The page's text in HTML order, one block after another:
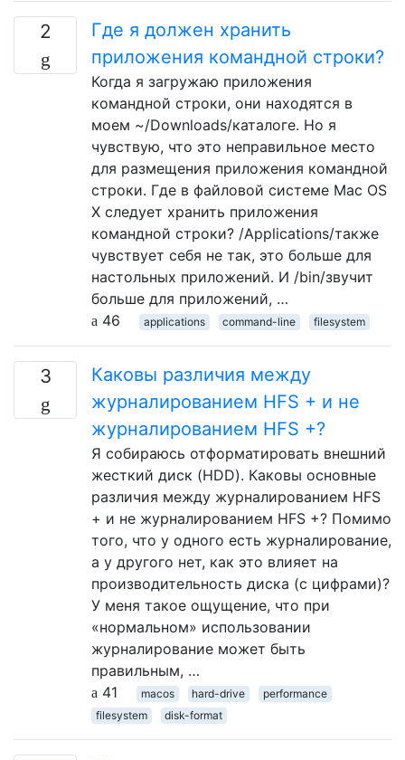
2
Где я должен хранить
приложения командной строки?
Когда я загружаю приложения
командной строки, они находятся в
моем ~/Downloads/каталоге. Но я
чувствую, что это неправильное место
для размещения приложения командной
строки. Где в файловой системе Mac OS
X следует хранить приложения
командной строки? /Applications/также
чувствует себя не так, это больше для
настольных приложений. И /bin/звучит
больше для приложений, …
46
applications command-line filesystem
3
Каковы различия между
журналированием HFS + и не
журналированием HFS +?
Я собираюсь отформатировать внешний
жесткий диск (HDD). Каковы основные
различия между журналированием HFS
+ и не журналированием HFS +? Помимо
того, что у одного есть журналирование,
а у другого нет, как это влияет на
производительность диска (с цифрами)?
У меня такое ощущение, что при
«нормальном» использовании
журналирование может быть
правильным, …
41
macos hard-drive
performance
filesystem
disk-format